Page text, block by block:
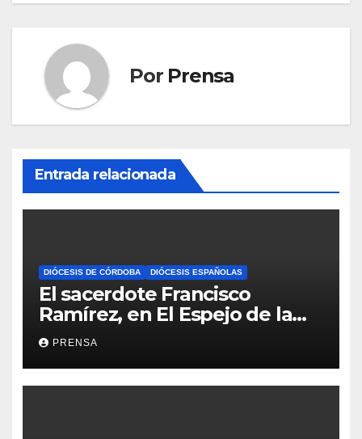
Por Prensa
Entrada relacionada
DIÓCESIS DE CÓRDOBA DIÓCESIS ESPAÑOLAS
El sacerdote Francisco
Ramírez, en El Espejo de la
Iglesia
PRENSA